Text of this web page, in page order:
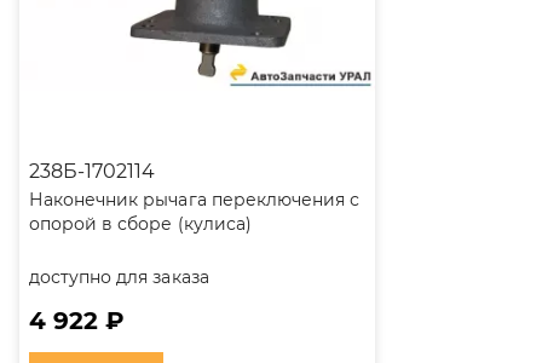
238Б-1702114
Наконечник рычага переключения с
опорой в сборе (кулиса)
доступно для заказа
4 922 ₽